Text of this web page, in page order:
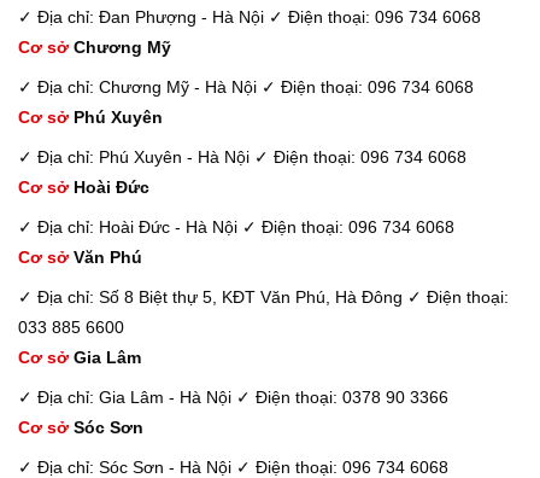
✓ Địa chỉ: Đan Phượng - Hà Nội ✓ Điện thoại: 096 734 6068
Cơ sở Chương Mỹ
✓ Địa chỉ: Chương Mỹ - Hà Nội ✓ Điện thoại: 096 734 6068
Cơ sở Phú Xuyên
✓ Địa chỉ: Phú Xuyên - Hà Nội ✓ Điện thoại: 096 734 6068
Cơ sở Hoài Đức
✓ Địa chỉ: Hoài Đức - Hà Nội ✓ Điện thoại: 096 734 6068
Cơ sở Văn Phú
✓ Địa chỉ: Số 8 Biệt thự 5, KĐT Văn Phú, Hà Đông ✓ Điện thoại:
033 885 6600
Cơ sở Gia Lâm
✓ Địa chỉ: Gia Lâm - Hà Nội ✓ Điện thoại: 0378 90 3366
Cơ sở Sóc Sơn
✓ Địa chỉ: Sóc Sơn - Hà Nội ✓ Điện thoại: 096 734 6068